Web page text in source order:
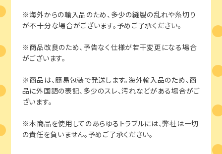
※海外からの輸入品のため、多少の縫製の乱れや糸切り
が不十分な場合がございます。予めご了承ください。
※商品改良のため、予告なく仕様が若干変更になる場合
がございます。
※商品は、簡易包装で発送します。海外輸入品のため、商
品に外国語の表記、多少のスレ、汚れなどがある場合がご
ざいます。
※本商品を使用してのあらゆるトラブルには、弊社は一切
の責任を負いません。予めご了承ください。